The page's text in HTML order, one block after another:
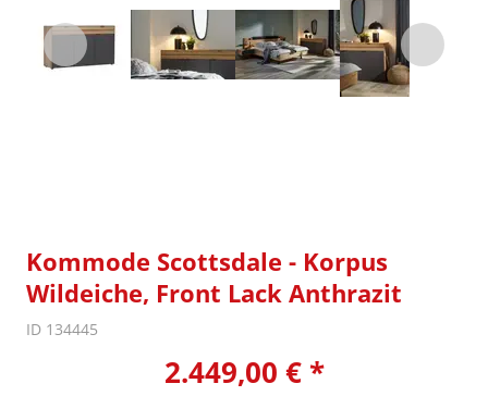
Kommode Scottsdale - Korpus
Wildeiche, Front Lack Anthrazit
ID 134445
2.449,00 € *